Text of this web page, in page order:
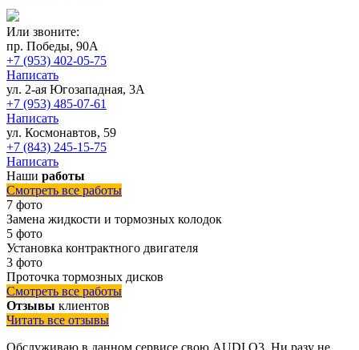
Или звоните:
пр. Победы, 90А
+7 (953) 402-05-75
Написать
ул. 2-ая Югозападная, 3А
+7 (953) 485-07-61
Написать
ул. Космонавтов, 59
+7 (843) 245-15-75
Написать
Наши работы
Смотреть все работы
7 фото
Замена жидкости и тормозных колодок
5 фото
Установка контрактного двигателя
3 фото
Проточка тормозных дисков
Смотреть все работы
Отзывы клиентов
Читать все отзывы
Обслуживаю в данном сервисе свою AUDI Q3. Ни разу не